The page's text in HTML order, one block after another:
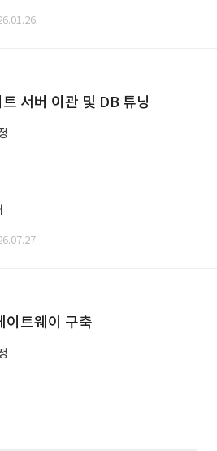
서버 이관 및 DB 튜닝
이트웨이 구축